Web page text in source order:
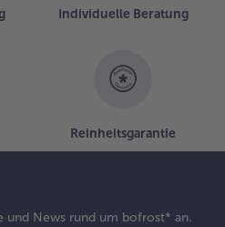
Individuelle Beratung
Reinheitsgarantie
und News rund um bofrost* an.